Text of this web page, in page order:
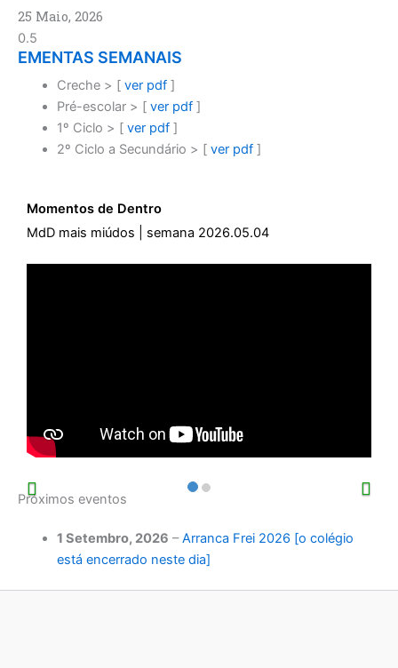
25 Maio, 2026
EMENTAS SEMANAIS
Creche > [ ver pdf]
Pré-escolar > [ ver pdf]
1º Ciclo > [ ver pdf]
2º Ciclo a Secundário > [ ver pdf]
Momentos de Dentro
MdD mais miúdos | semana 2026.05.04
Próximos eventos
1 Setembro, 2026 –Arranca Frei 2026 [o colégio
está encerrado neste dia]